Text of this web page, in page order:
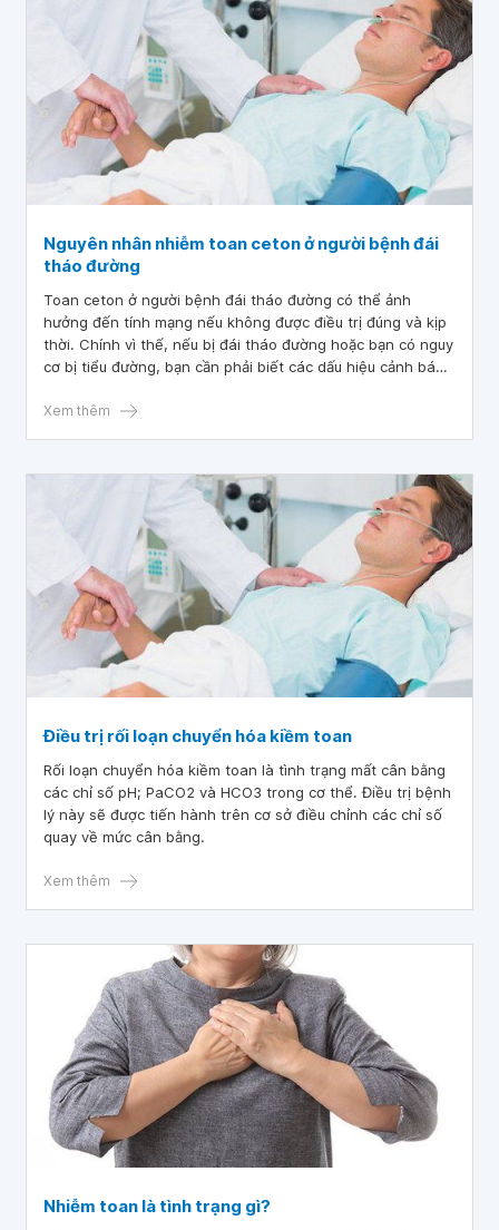
Nguyên nhân nhiễm toan ceton ở người bệnh đái
tháo đường
Toan ceton ở người bệnh đái tháo đường có thể ảnh
hưởng đến tính mạng nếu không được điều trị đúng và kịp
thời. Chính vì thế, nếu bị đái tháo đường hoặc bạn có nguy
cơ bị tiểu đường, bạn cần phải biết các dấu hiệu cảnh báo
Xem thêm
Điều trị rối loạn chuyển hóa kiềm toan
Rối loạn chuyển hóa kiềm toan là tình trạng mất cân bằng
các chỉ số pH; PaCO2 và HCO3 trong cơ thể. Điều trị bệnh
lý này sẽ được tiến hành trên cơ sở điều chỉnh các chỉ số
quay về mức cân bằng.
Xem thêm
Nhiễm toan là tình trạng gì?